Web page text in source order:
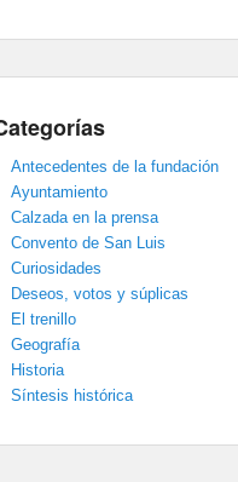
Antecedentes de la fundación
Ayuntamiento
Calzada en la prensa
Convento de San Luis
Curiosidades
Deseos, votos y súplicas
El trenillo
Geografía
Historia
Síntesis histórica